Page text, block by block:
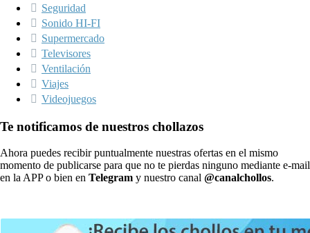
Seguridad
Sonido HI-FI
Supermercado
Televisores
Ventilación
Viajes
Videojuegos
Te notificamos de nuestros chollazos
Ahora puedes recibir puntualmente nuestras ofertas en el mismo
momento de publicarse para que no te pierdas ninguno mediante e-mail
en la APP o bien en Telegram y nuestro canal @canalchollos.